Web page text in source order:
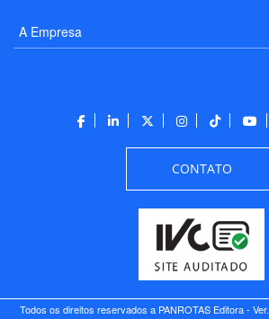
A Empresa
CONTATO
Todos os direitos reservados a PANROTAS Editora - Ver.